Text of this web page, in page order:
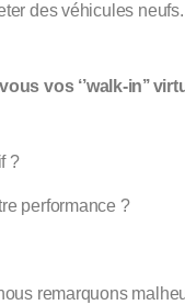
des véhicules
vos ‘’walk-in’’
?
performance ?
remarquons